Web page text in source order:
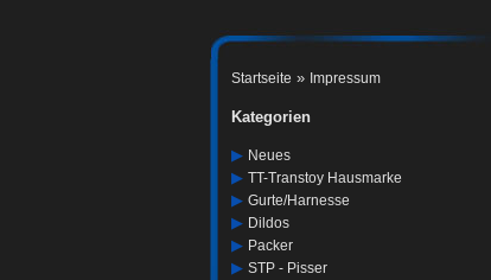
Startseite » Impressum
Kategorien
▶ Neues
▶ TT-Transtoy Hausmarke
▶ Gurte/harnesse
▶ Dildos
▶ Packer
▶ STP - Pisser